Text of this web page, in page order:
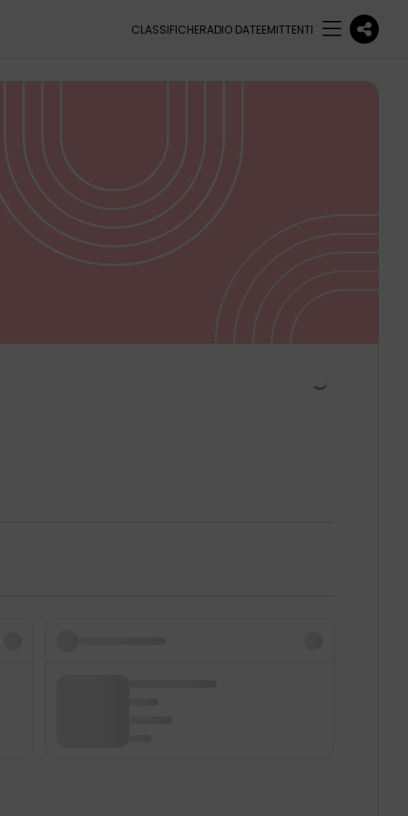
CLASSIFICHERADIO DATEEMITTENTI